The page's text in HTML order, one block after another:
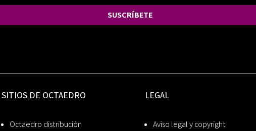
SUSCRÍBETE
SITIOS DE OCTAEDRO
Octaedro distribución
LEGAL
Aviso legal y copyright